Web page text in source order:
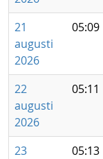
21
augusti
2026
05:09
22
augusti
2026
05:11
23
05:13